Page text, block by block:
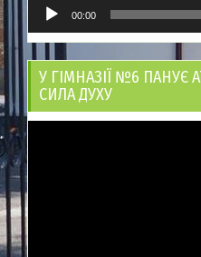
00:00
У ГІМНАЗІЇ №6 ПАНУЄ
СИЛА ДУХУ